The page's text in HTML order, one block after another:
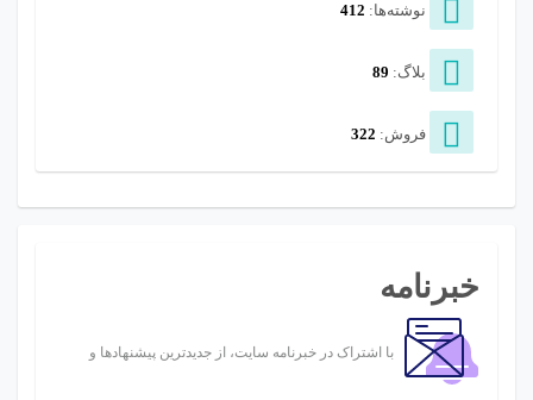
نوشته‌ها: 412
بلاگ: 89
فروش: 322
خبرنامه
با اشتراک در خبرنامه سایت، از جدیدترین پیشنهادها و